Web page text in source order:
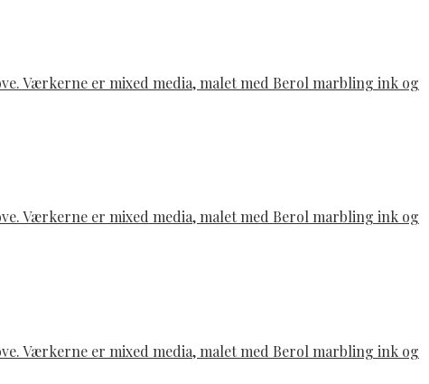
Værkerne er mixed media, malet med Berol marbling ink og
Værkerne er mixed media, malet med Berol marbling ink og
Værkerne er mixed media, malet med Berol marbling ink og